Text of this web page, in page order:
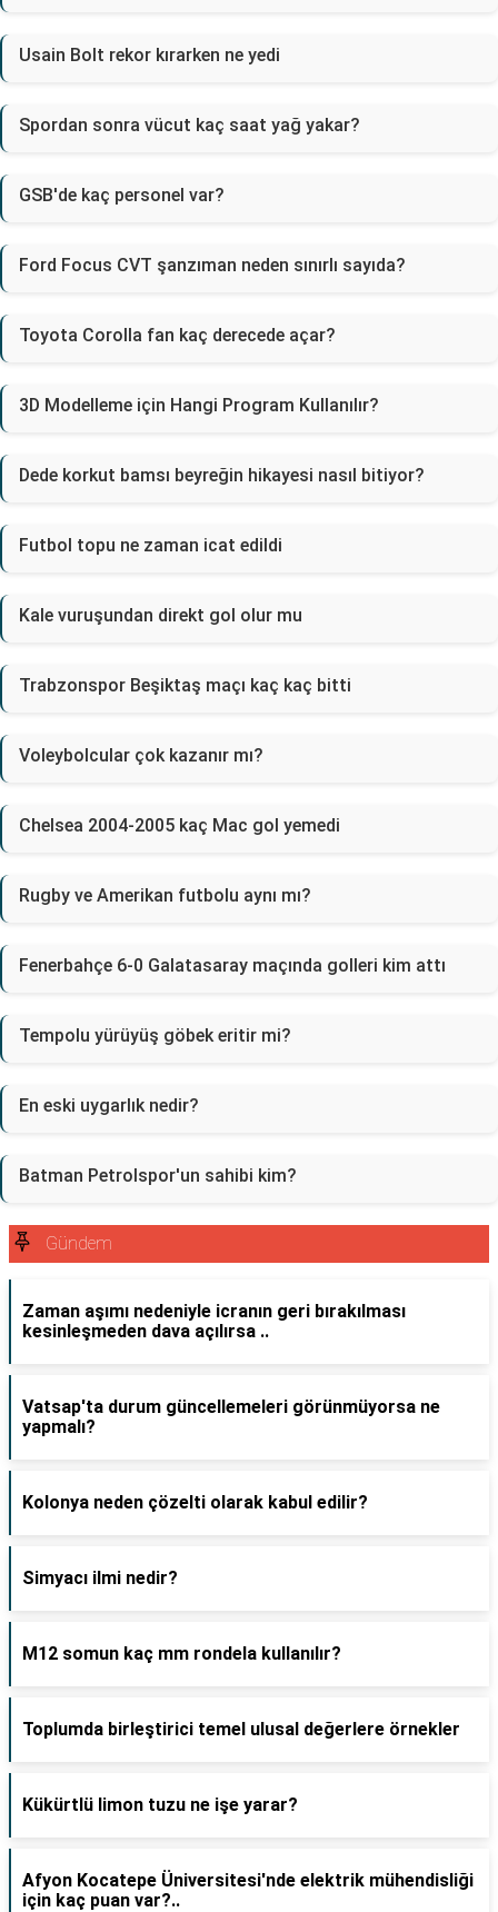
Usain Bolt rekor kırarken ne yedi
Spordan sonra vücut kaç saat yağ yakar?
GSB'de kaç personel var?
Ford Focus CVT şanzıman neden sınırlı sayıda?
Toyota Corolla fan kaç derecede açar?
3D Modelleme için Hangi Program Kullanılır?
Dede korkut bamsı beyreğin hikayesi nasıl bitiyor?
Futbol topu ne zaman icat edildi
Kale vuruşundan direkt gol olur mu
Trabzonspor Beşiktaş maçı kaç kaç bitti
Voleybolcular çok kazanır mı?
Chelsea 2004-2005 kaç Mac gol yemedi
Rugby ve Amerikan futbolu aynı mı?
Fenerbahçe 6-0 Galatasaray maçında golleri kim attı
Tempolu yürüyüş göbek eritir mi?
En eski uygarlık nedir?
Batman Petrolspor'un sahibi kim?
Gündem
Zaman aşımı nedeniyle icranın geri bırakılması
kesinleşmeden dava açılırsa ..
Vatsap'ta durum güncellemeleri görünmüyorsa ne
yapmalı?
Kolonya neden çözelti olarak kabul edilir?
Simyacı ilmi nedir?
M12 somun kaç mm rondela kullanılır?
Toplumda birleştirici temel ulusal değerlere örnekler
Kükürtlü limon tuzu ne işe yarar?
Afyon Kocatepe Üniversitesi'nde elektrik mühendisliği
için kaç puan var?..